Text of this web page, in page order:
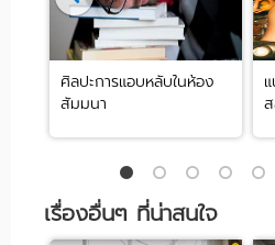
ศิลปะการแอบหลับในห้อง
สัมมนา
ส
เรื่องอื่นๆ ที่น่าสนใจ